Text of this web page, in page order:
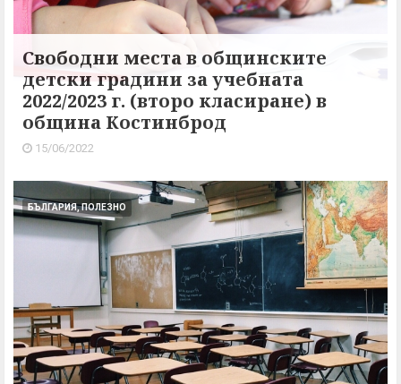
Свободни места в общинските
детски градини за учебната
2022/2023 г. (второ класиране) в
община Костинброд
15/06/2022
БЪЛГАРИЯ, ПОЛЕЗНО